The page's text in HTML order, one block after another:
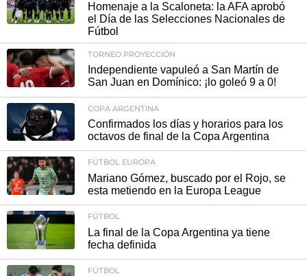
Homenaje a la Scaloneta: la AFA aprobó
el Día de las Selecciones Nacionales de
Fútbol
TORNEO PROYECCIÓN
Independiente vapuleó a San Martín de
San Juan en Domínico: ¡lo goleó 9 a 0!
COPA ARGENTINA
Confirmados los días y horarios para los
octavos de final de la Copa Argentina
FÚTBOL EUROPA
Mariano Gómez, buscado por el Rojo, se
esta metiendo en la Europa League
FÚTBOL
La final de la Copa Argentina ya tiene
fecha definida
FÚTBOL